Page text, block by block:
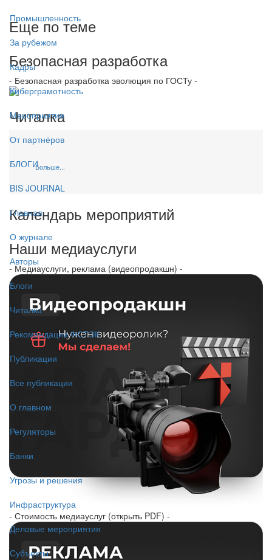
Промышленность
За рубежом
Кадры
Киберграмотность
Мероприятия
От партнёров
БЛОГИ
BIS JOURNAL
Главная
О журнале
Авторы
Блоги
Читалка
Рекомендации ФСТЭК
Публикации
Все публикации
О главном
Регуляторы
Банки
Угрозы и решения
Инфраструктура
Деловые мероприятия
Субъекты
Еще по теме
Безопасная разработка
- Безопасная разработка эволюция по ГОСТу -
Читалка
Больше...
Календарь мероприятий
Наши медиауслуги
- Медиауслуги, реклама (видеопродакшн) -
- Стоимость медиауслуг (открыть PDF) -